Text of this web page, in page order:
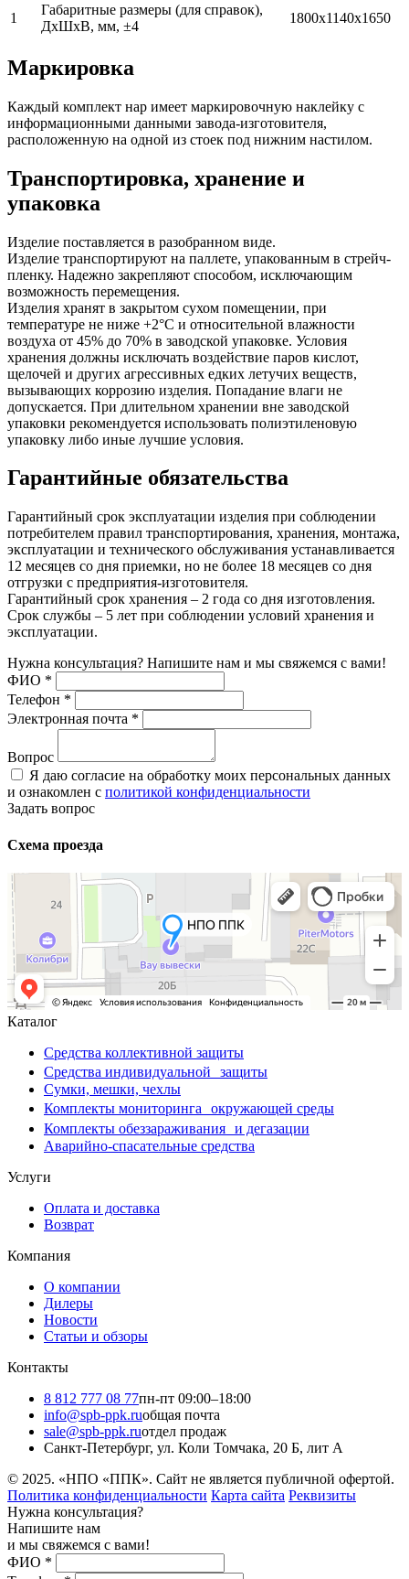
1
Габаритные размеры (для справок),
ДхШхВ, мм, ±4
1800х1140х1650
Маркировка
Каждый комплект нар имеет маркировочную наклейку с
информационными данными завода-изготовителя,
расположенную на одной из стоек под нижним настилом.
Транспортировка, хранение и
упаковка
Изделие поставляется в разобранном виде.
Изделие транспортируют на паллете, упакованным в стрейч-
пленку. Надежно закрепляют способом, исключающим
возможность перемещения.
Изделия хранят в закрытом сухом помещении, при
температуре не ниже +2°С и относительной влажности
воздуха от 45% до 70% в заводской упаковке. Условия
хранения должны исключать воздействие паров кислот,
щелочей и других агрессивных едких летучих веществ,
вызывающих коррозию изделия. Попадание влаги не
допускается. При длительном хранении вне заводской
упаковки рекомендуется использовать полиэтиленовую
упаковку либо иные лучшие условия.
Гарантийные обязательства
Гарантийный срок эксплуатации изделия при соблюдении
потребителем правил транспортирования, хранения, монтажа,
эксплуатации и технического обслуживания устанавливается
12 месяцев со дня приемки, но не более 18 месяцев со дня
отгрузки с предприятия-изготовителя.
Гарантийный срок хранения – 2 года со дня изготовления.
Срок службы – 5 лет при соблюдении условий хранения и
эксплуатации.
Нужна консультация? Напишите нам и мы свяжемся с вами!
ФИО *
Телефон *
Электронная почта *
Вопрос
Я даю согласие на обработку моих персональных данных
и ознакомлен с политикой конфиденциальности
Задать вопрос
Схема проезда
Каталог
Средства коллективной защиты
Средства индивидуальной защиты
Сумки, мешки, чехлы
Комплекты мониторинга окружающей среды
Комплекты обеззараживания и дегазации
Аварийно-спасательные средства
Услуги
Оплата и доставка
Возврат
Компания
О компании
Дилеры
Новости
Статьи и обзоры
Контакты
8 812 777 08 77пн-пт 09:00–18:00
info@spb-ppk.ruобщая почта
sale@spb-ppk.ruотдел продаж
Санкт-Петербург, ул. Коли Томчака, 20 Б, лит А
© 2025. «НПО «ППК». Сайт не является публичной офертой.
Политика конфиденциальности Карта сайта Реквизиты
Нужна консультация?
Напишите нам
и мы свяжемся с вами!
ФИО *